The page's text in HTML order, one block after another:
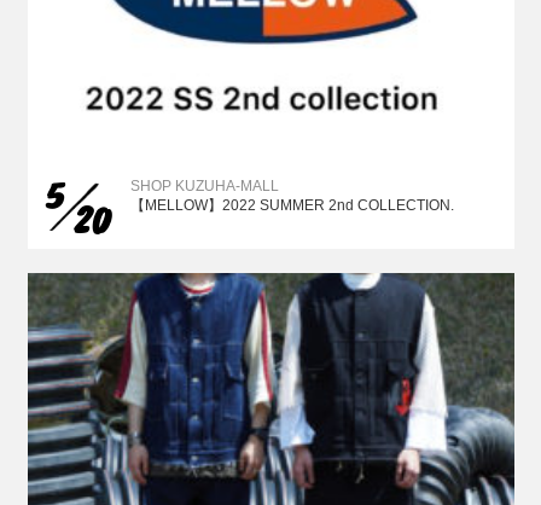
520
SHOP KUZUHA-MALL
【MELLOW】2022 SUMMER 2nd COLLECTION.